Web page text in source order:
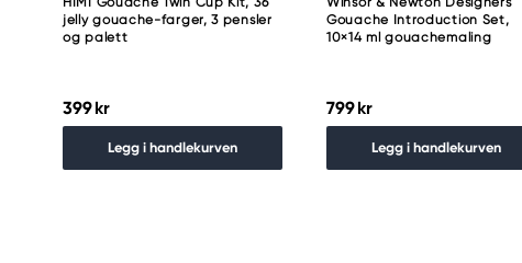
jelly gouache-farger, 3 pensler
og palett
399 kr
Legg i handlekurven
Gouache Introduction Set,
10×14 ml gouachemaling
799 kr
Legg i handlekurven